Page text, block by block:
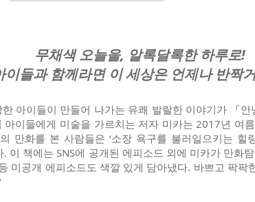
무채색 오늘을, 알록달록한 하루로!
이들과 함께라면 이 세상은 언제나 반짝
아이들이 만들어 나가는 유쾌 발랄한 이야기가 『
이들에게 미술을 가르치는 저자 미카는 2017년 여
만화를 본 사람들은 ‘소장 욕구를 불러일으키는 힐
이 책에는 SNS에 공개된 에피소드 외에 미카가 만화
미공개 에피소드도 색깔 있게 담아냈다. 바쁘고 팍